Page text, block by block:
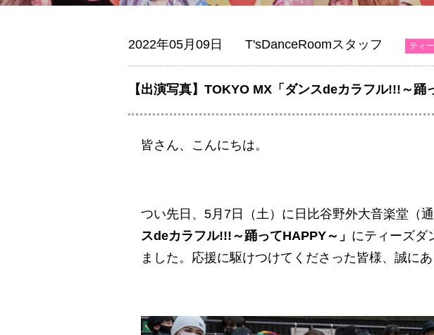
2022年05月09日 T'sDanceRoomスタッフ ティ
【出演写真】TOKYO MX「ダンスdeカラフル!!!～
皆さん、こんにちは。
つい先日、5月7日（土）に日比谷野外大音楽堂（
スdeカラフル!!!～踊ってHAPPY～」 にティーズダ
ました。応援に駆けつけてくださった皆様、誠に